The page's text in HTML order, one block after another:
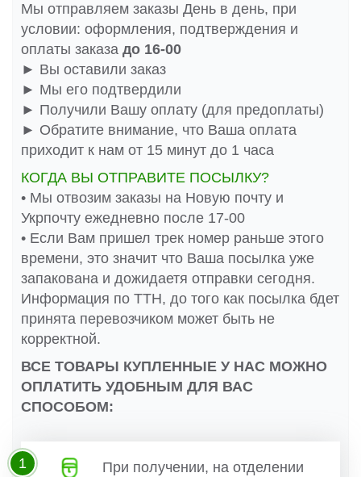
Мы отправляем заказы День в день, при
условии: оформления, подтверждения и
оплаты заказа до 16-00
► Вы оставили заказ
► Мы его подтвердили
► Получили Вашу оплату (для предоплаты)
► Обратите внимание, что Ваша оплата
приходит к нам от 15 минут до 1 часа
КОГДА ВЫ ОТПРАВИТЕ ПОСЫЛКУ?
• Мы отвозим заказы на Новую почту и
Укрпочту ежедневно после 17-00
• Если Вам пришел трек номер раньше этого
времени, это значит что Ваша посылка уже
запакована и дожидаетя отправки сегодня.
Информация по ТТН, до того как посылка бдет
принята перевозчиком может быть не
корректной.
ВСЕ ТОВАРЫ КУПЛЕННЫЕ У НАС МОЖНО
ОПЛАТИТЬ УДОБНЫМ ДЛЯ ВАС
СПОСОБОМ:
При получении, на отделении
1